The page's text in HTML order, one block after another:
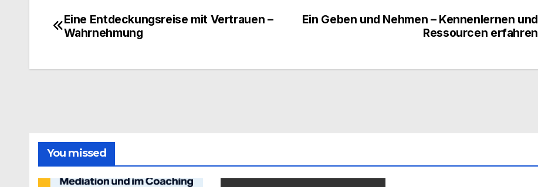
Beitragsnavigation
Ein Geben und Nehmen – Kennenlernen und
Ressourcen erfahren
Eine Entdeckungsreise mit Vertrauen –
Wahrnehmung
You missed